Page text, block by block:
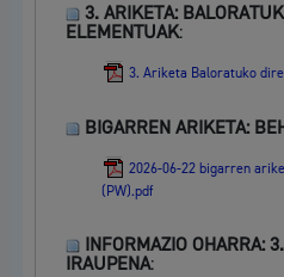
3. ARIKETA:
ELEMENTUAK:
3. Ariketa Baloratuko
BIGARREN ARIKETA:
2026-06-22 bigarren
(PW).pdf
INFORMAZIO OHARRA:
IRAUPENA: